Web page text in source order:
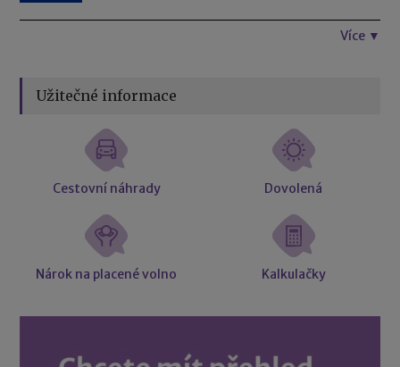
Více ▼
Užitečné informace
Cestovní náhrady Dovolená
Nárok na placené volno Kalkulačky